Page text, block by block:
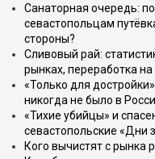
Санаторная очередь:
севастопольцам
стороны?
Сливовый рай:
рынках, переработка
«Только для
никогда не было в
«Тихие убийцы» и
севастопольские
Кого вычистят с рынка